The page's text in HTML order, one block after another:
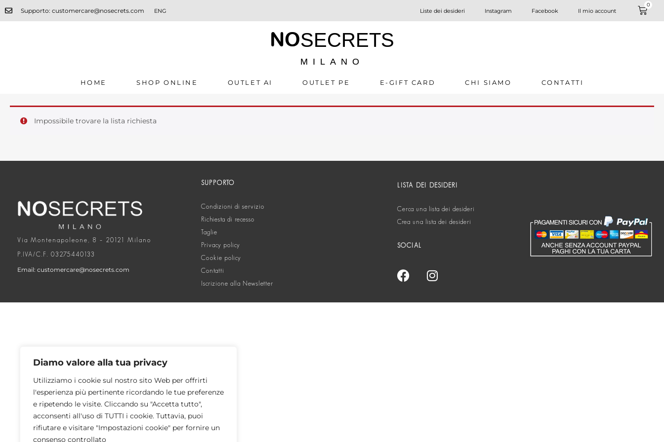
Diamo valore alla tua privacy
Utilizziamo i cookie sul nostro sito Web per offrirti
l'esperienza più pertinente ricordando le tue preferenze
e ripetendo le visite. Cliccando su "Accetta tutto",
acconsenti all'uso di TUTTI i cookie. Tuttavia, puoi
rifiutare e visitare "Impostazioni cookie" per fornire un
consenso controllato
Supporto: customercare@nosecrets.com ENG Liste dei desideri Instagram Facebook Il mio account
0
NOSECRETS
MILANO
HOME SHOP ONLINE OUTLET AI OUTLET PE E-GIFT CARD CHI SIAMO CONTATTI
Impossibile trovare la lista richiesta
Via Montenapoleone, 8 – 20121 Milano
P.IVA/C.F. 03275440133
Email: customercare@nosecrets.com
SUPPORTO
Condizioni di servizio
Richiesta di recesso
Taglie
Privacy policy
Cookie policy
Contatti
Iscrizione alla Newsletter
LISTA DEI DESIDERI
Cerca una lista dei desideri
Crea una lista dei desideri
SOCIAL